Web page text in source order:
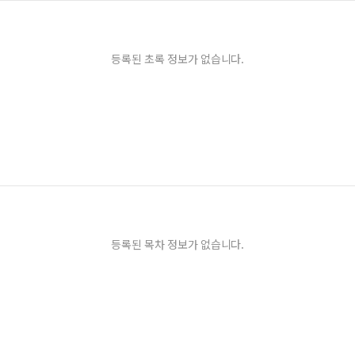
등록된 초록 정보가 없습니다.
등록된 목차 정보가 없습니다.